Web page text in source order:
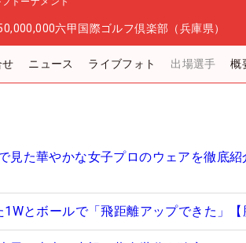
六甲国際ゴルフ倶楽部（兵庫県）
せ ニュース ライブフォト 出場選手 概
見た華やかな女子プロのウェアを徹底紹
とボールで「飛距離アップできた」【